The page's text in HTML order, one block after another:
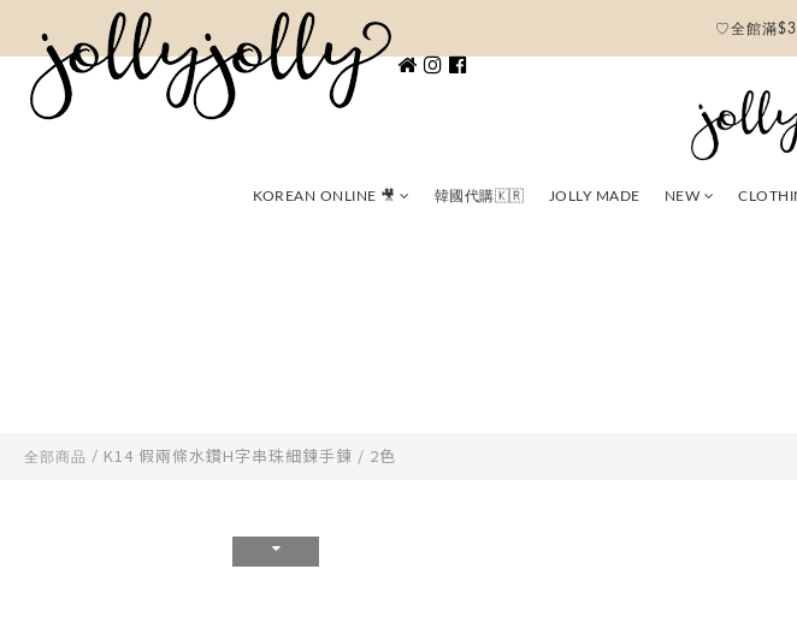
♡全館滿
KOREAN ONLINE 🎥 韓國代購🇰🇷 JOLLY MADE NEW
全部商品 / K14 假兩條水鑽H字串珠細鍊手鍊 / 2色